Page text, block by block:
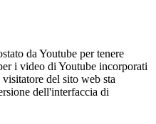
da Youtube per tenere
i video di Youtube incorporati
del sito web sta
dell'interfaccia di